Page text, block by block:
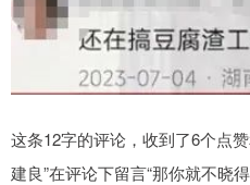
这条12字的评论，收到了6个点
建良”在评论下留言“那你就不晓